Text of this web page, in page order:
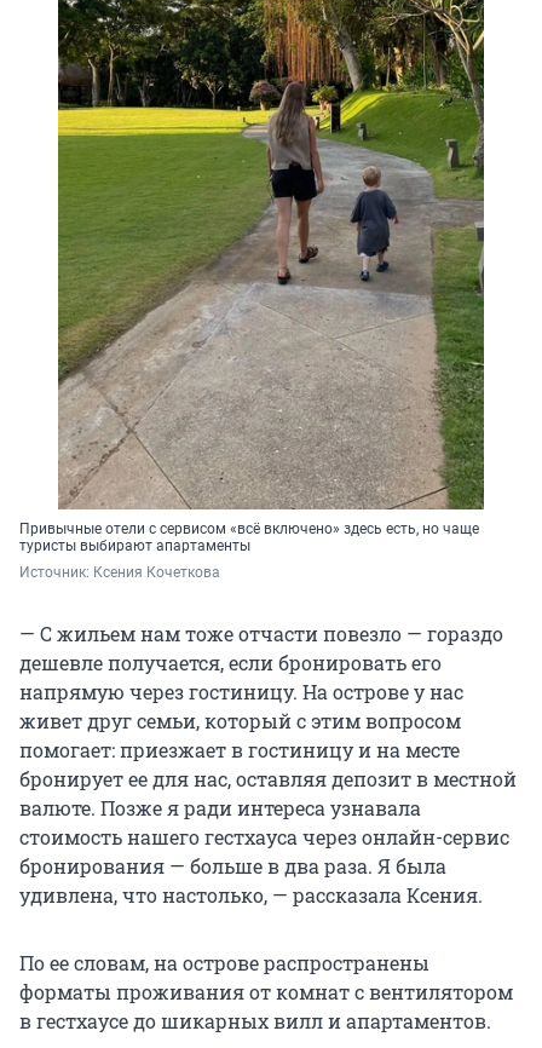
Привычные отели с сервисом «всё включено» здесь есть, но чаще
туристы выбирают апартаменты
Источник: Ксения Кочеткова
— С жильем нам тоже отчасти повезло — гораздо
дешевле получается, если бронировать его
напрямую через гостиницу. На острове у нас
живет друг семьи, который с этим вопросом
помогает: приезжает в гостиницу и на месте
бронирует ее для нас, оставляя депозит в местной
валюте. Позже я ради интереса узнавала
стоимость нашего гестхауса через онлайн-сервис
бронирования — больше в два раза. Я была
удивлена, что настолько, — рассказала Ксения.
По ее словам, на острове распространены
форматы проживания от комнат с вентилятором
в гестхаусе до шикарных вилл и апартаментов.